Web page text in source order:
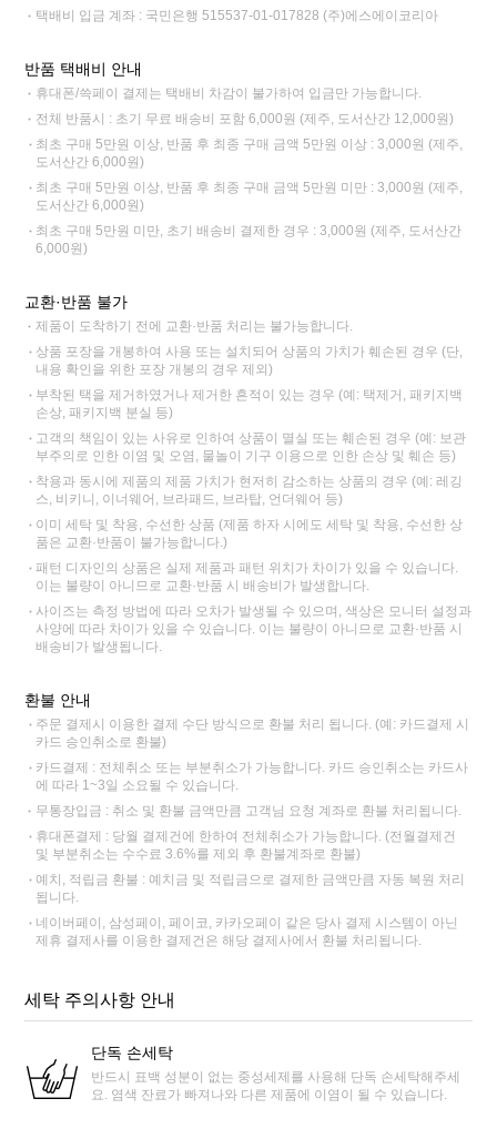
택배비 입금 계좌 : 국민은행 515537-01-017828 (주)에스에이코리아
반품 택배비 안내
휴대폰/쓱페이 결제는 택배비 차감이 불가하여 입금만 가능합니다.
전체 반품시 : 초기 무료 배송비 포함 6,000원 (제주, 도서산간 12,000원)
최초 구매 5만원 이상, 반품 후 최종 구매 금액 5만원 이상 : 3,000원 (제주,
도서산간 6,000원)
최초 구매 5만원 이상, 반품 후 최종 구매 금액 5만원 미만 : 3,000원 (제주,
도서산간 6,000원)
최초 구매 5만원 미만, 초기 배송비 결제한 경우 : 3,000원 (제주, 도서산간
6,000원)
교환·반품 불가
제품이 도착하기 전에 교환·반품 처리는 불가능합니다.
상품 포장을 개봉하여 사용 또는 설치되어 상품의 가치가 훼손된 경우 (단,
내용 확인을 위한 포장 개봉의 경우 제외)
부착된 택을 제거하였거나 제거한 흔적이 있는 경우 (예: 택제거, 패키지백
손상, 패키지백 분실 등)
고객의 책임이 있는 사유로 인하여 상품이 멸실 또는 훼손된 경우 (예: 보관
부주의로 인한 이염 및 오염, 물놀이 기구 이용으로 인한 손상 및 훼손 등)
착용과 동시에 제품의 제품 가치가 현저히 감소하는 상품의 경우 (예: 레깅
스, 비키니, 이너웨어, 브라패드, 브라탑, 언더웨어 등)
이미 세탁 및 착용, 수선한 상품 (제품 하자 시에도 세탁 및 착용, 수선한 상
품은 교환·반품이 불가능합니다.)
패턴 디자인의 상품은 실제 제품과 패턴 위치가 차이가 있을 수 있습니다.
이는 불량이 아니므로 교환·반품 시 배송비가 발생합니다.
사이즈는 측정 방법에 따라 오차가 발생될 수 있으며, 색상은 모니터 설정과
사양에 따라 차이가 있을 수 있습니다. 이는 불량이 아니므로 교환·반품 시
배송비가 발생됩니다.
환불 안내
주문 결제시 이용한 결제 수단 방식으로 환불 처리 됩니다. (예: 카드결제 시
카드 승인취소로 환불)
카드결제 : 전체취소 또는 부분취소가 가능합니다. 카드 승인취소는 카드사
에 따라 1~3일 소요될 수 있습니다.
무통장입금 : 취소 및 환불 금액만큼 고객님 요청 계좌로 환불 처리됩니다.
휴대폰결제 : 당월 결제건에 한하여 전체취소가 가능합니다. (전월결제건
및 부분취소는 수수료 3.6%를 제외 후 환불계좌로 환불)
예치, 적립금 환불 : 예치금 및 적립금으로 결제한 금액만큼 자동 복원 처리
됩니다.
네이버페이, 삼성페이, 페이코, 카카오페이 같은 당사 결제 시스템이 아닌
제휴 결제사를 이용한 결제건은 해당 결제사에서 환불 처리됩니다.
세탁 주의사항 안내
단독 손세탁
반드시 표백 성분이 없는 중성세제를 사용해 단독 손세탁해주세
요. 염색 잔료가 빠져나와 다른 제품에 이염이 될 수 있습니다.